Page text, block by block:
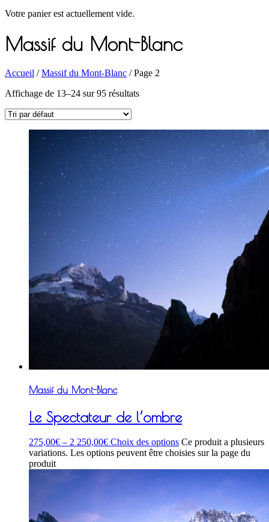
Votre panier est actuellement vide.
Massif du Mont-Blanc
Accueil /Massif du Mont-Blanc / Page 2
Affichage de 13–24 sur 95 résultats
Massif du Mont-Blanc
Le Spectateur de l’ombre
275,00€ – 2 250,00€ Choix des options Ce produit a plusieurs
variations. Les options peuvent être choisies sur la page du
produit